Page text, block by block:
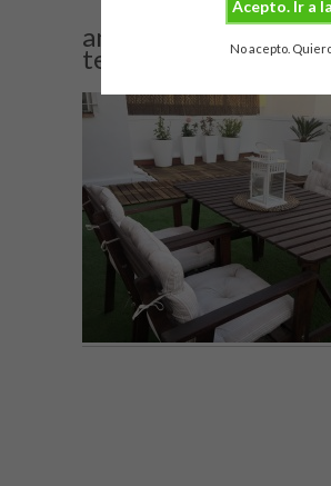
Acepto. Ir a
No acepto.
antes y después de
terraza